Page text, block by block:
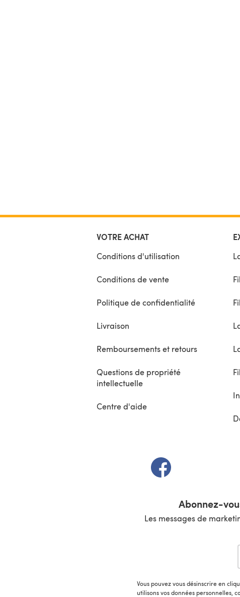
VOTRE ACHAT
Conditions d'utilisation
Conditions de vente
Politique de confidentialité
Livraison
Remboursements et retours
Questions de propriété
intellectuelle
Centre d'aide
(s'ouvre dans un
Abonnez-
Les messages de
Vous pouvez vous désinscrire en
utilisons vos données personnelles,